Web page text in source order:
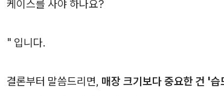
케이스를 사야 하나요?
" 입니다.
결론부터 말씀드리면, 매장 크기보다 중요한 건 '